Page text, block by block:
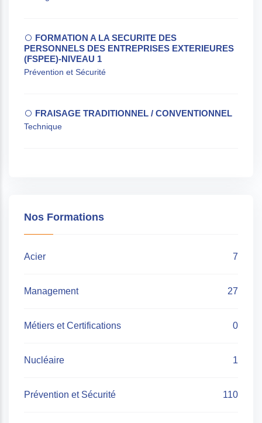
FORMATION A LA SECURITE DES
PERSONNELS DES ENTREPRISES EXTERIEURES
(FSPEE)-NIVEAU 1
Prévention et Sécurité
FRAISAGE TRADITIONNEL / CONVENTIONNEL
Technique
Nos Formations
Acier 7
Management 27
Métiers et Certifications 0
Nucléaire 1
Prévention et Sécurité 110